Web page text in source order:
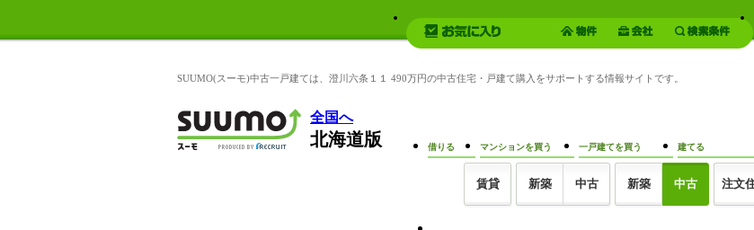
SUUMO(スーモ)中古一戸建ては、澄川六条１１ 490万円の中古住宅・戸建て購入をサポートする情報サイトです。
全国へ
北海道版 借りる
賃貸
マンションを買う
新築 中古
一戸建てを買う
新築 中古
建てる
注文